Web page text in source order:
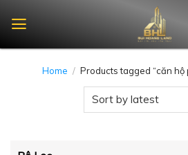
Home / Products tagged “căn hộ